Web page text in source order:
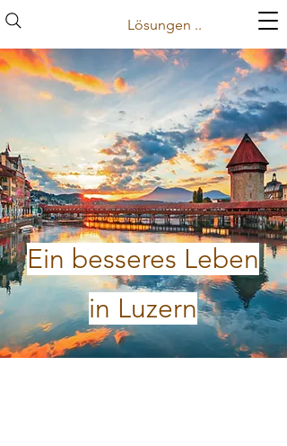
Lösungen ..
Ein besseres Leben
in Luzern